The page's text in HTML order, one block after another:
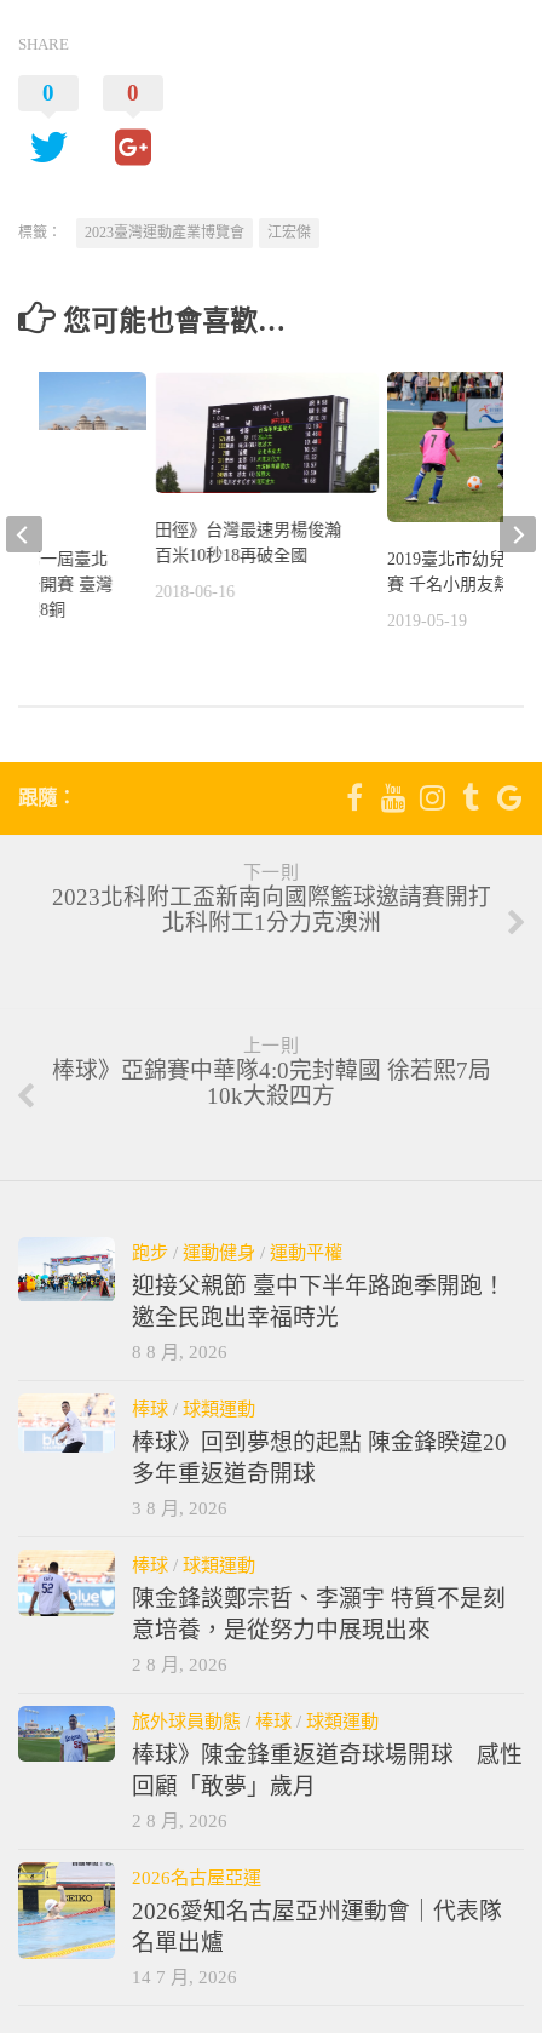
SHARE
0 0
標籤： 2023臺灣運動產業博覽會 江宏傑
您可能也會喜歡…
田徑》台灣最速男楊俊瀚
百米10秒18再破全國
2018-06-16
2019臺北市幼兒足
賽 千名小朋友熱血
2019-05-19
》第一屆臺北
冰公開賽 臺灣
8銀8銅
跟隨：
下一則
2023北科附工盃新南向國際籃球邀請賽開打
北科附工1分力克澳洲
上一則
棒球》亞錦賽中華隊4:0完封韓國 徐若熙7局
10k大殺四方
跑步 / 運動健身 / 運動平權
迎接父親節 臺中下半年路跑季開跑！
邀全民跑出幸福時光
8 8 月, 2026
棒球 / 球類運動
棒球》回到夢想的起點 陳金鋒睽違20
多年重返道奇開球
3 8 月, 2026
棒球 / 球類運動
陳金鋒談鄭宗哲、李灝宇 特質不是刻
意培養，是從努力中展現出來
2 8 月, 2026
旅外球員動態 / 棒球 / 球類運動
棒球》陳金鋒重返道奇球場開球 感性
回顧「敢夢」歲月
2 8 月, 2026
2026名古屋亞運
2026愛知名古屋亞州運動會｜代表隊
名單出爐
14 7 月, 2026